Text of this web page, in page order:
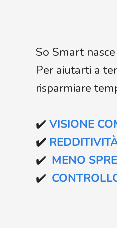
So Smart
Per aiutarti a
risparmiare
✔️ VISIONE
✔️
✔️ MENO
✔️